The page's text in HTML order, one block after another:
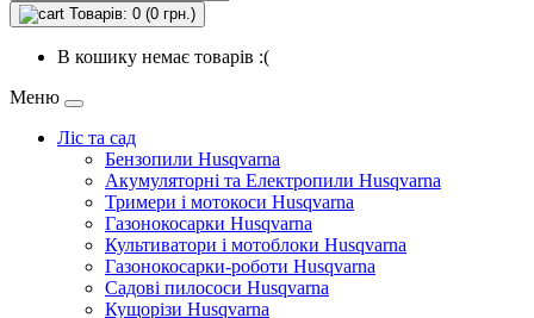
Товарів: 0 (0 грн.)
В кошику немає товарів :(
Меню
Ліс та сад
Бензопили Husqvarna
Акумуляторні та Електропили Husqvarna
Тримери і мотокоси Husqvarna
Газонокосарки Husqvarna
Культиватори і мотоблоки Husqvarna
Газонокосарки-роботи Husqvarna
Садові пилососи Husqvarna
Кущорізи Husqvarna